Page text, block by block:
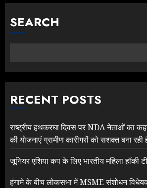
SEARCH
RECENT POSTS
राष्ट्रीय हथकरघा दिवस पर NDA नेताओं का
की योजनाएं ग्रामीण कारीगरों को सशक्त बना रही
जूनियर एशिया कप के लिए भारतीय महिला हॉकी
हंगामे के बीच लोकसभा में MSME संशोधन